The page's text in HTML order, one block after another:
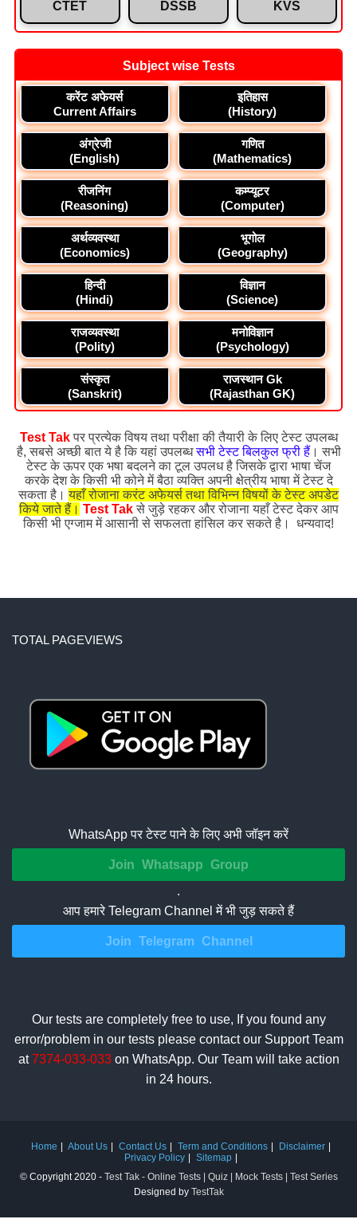
CTET DSSB KVS
Subject wise Tests
करेंट अफेयर्स
Current Affairs
इतिहास
(History)
अंग्रेजी
(English)
गणित
(Mathematics)
रीजनिंग
(Reasoning)
कम्प्यूटर
(Computer)
अर्थव्यवस्था
(Economics)
भूगोल
(Geography)
हिन्दी
(Hindi)
विज्ञान
(Science)
राजव्यवस्था
(Polity)
मनोविज्ञान
(Psychology)
संस्कृत
(Sanskrit)
राजस्थान Gk
(Rajasthan GK)
Test Takपर प्रत्येक विषय तथा परीक्षा की तैयारी के लिए टेस्ट उपलब्ध
है, सबसे अच्छी बात ये है कि यहां उपलब्धसभी टेस्ट बिलकुल फ्री हैं। सभी
टेस्ट के ऊपर एक भषा बदलने का टूल उपलध है जिसके द्वारा भाषा चेंज
करके देश के किसी भी कोने में बैठा व्यक्ति अपनी क्षेत्रीय भाषा में टेस्ट दे
सकता है।यहाँ रोजाना करंट अफेयर्स तथा विभिन्न विषयों के टेस्ट अपडेट
किये जाते हैं। Test Takसे जुड़े रहकर और रोजाना यहाँ टेस्ट देकर आप
किसी भी एग्जाम में आसानी से सफलता हांसिल कर सकते है। धन्यवाद!
TOTAL PAGEVIEWS
WhatsApp पर टेस्ट पाने के लिए अभी जॉइन करें
Join Whatsapp Group
.
आप हमारे Telegram Channel में भी जुड़ सकते हैं
Join Telegram Channel
Our tests are completely free to use, If you found any
error/problem in our tests please contact our Support Team
at7374-033-033on WhatsApp. Our Team will take action
in 24 hours.
Home About Us Contact Us Term and Conditions
Disclaimer
Privacy Policy
Sitemap
© Copyright 2020 - Test Tak - Online Tests | Quiz | Mock Tests | Test Series
Designed by TestTak